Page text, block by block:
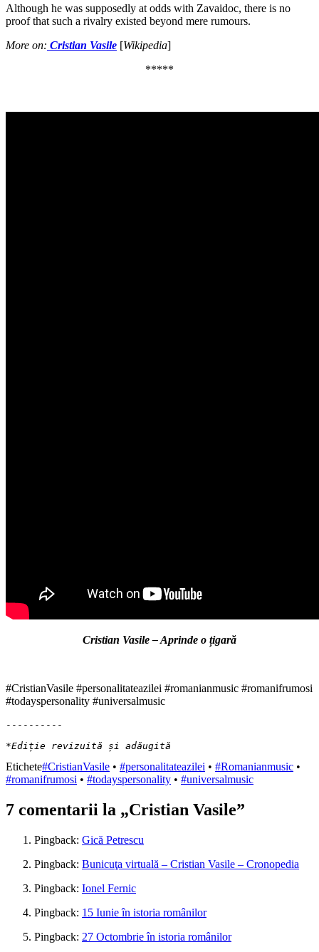
Although he was supposedly at odds with Zavaidoc, there is no
proof that such a rivalry existed beyond mere rumours.
More on: Cristian Vasile [Wikipedia]
*****
Cristian Vasile – Aprinde o țigară
#CristianVasile #personalitateazilei #romanianmusic #romanifrumosi
#todayspersonality #universalmusic
----------
*Ediție revizuită și adăugită
Etichete#CristianVasile • #personalitateazilei • #Romanianmusic •
#romanifrumosi • #todayspersonality • #universalmusic
7 comentarii la „Cristian Vasile”
Pingback: Gică Petrescu
Pingback: Bunicuţa virtuală – Cristian Vasile – Cronopedia
Pingback: Ionel Fernic
Pingback: 15 Iunie în istoria românilor
Pingback: 27 Octombrie în istoria românilor